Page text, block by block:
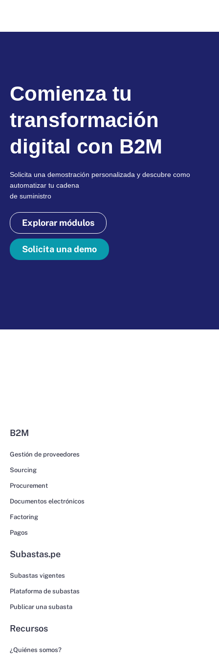
Comienza tu
transformación
digital con B2M
Solicita una demostración personalizada y descubre como
automatizar tu cadena
de suministro
Explorar módulos
Solicita una demo
B2M
Gestión de proveedores
Sourcing
Procurement
Documentos electrónicos
Factoring
Pagos
Subastas.pe
Subastas vigentes
Plataforma de subastas
Publicar una subasta
Recursos
¿Quiénes somos?